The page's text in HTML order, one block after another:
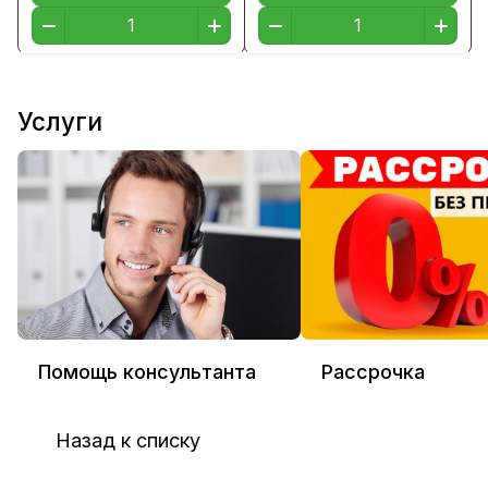
Услуги
Помощь консультанта Рассрочка
Назад к списку